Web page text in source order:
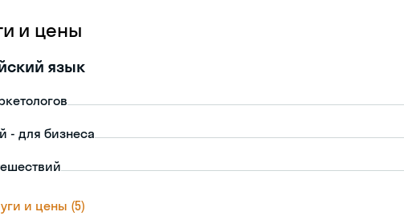
и цены
язык
- для бизнеса
и цены (5)